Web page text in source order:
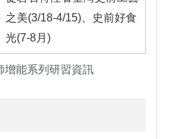
增能系列研習資訊
之美(3/18-4/15)、史前好食
光(7-8月)